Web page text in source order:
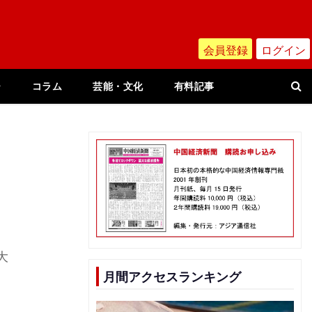
会員登録 ログイン
コラム 芸能・文化 有料記事
月間アクセスランキング